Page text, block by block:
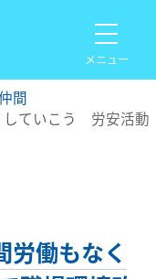
メニュー
間
していこう 労安活動
労働もなく